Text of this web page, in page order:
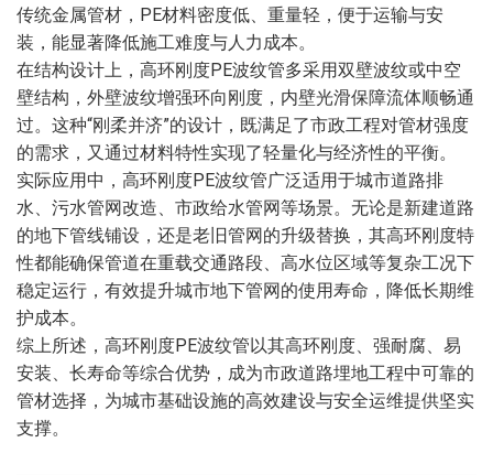
传统金属管材，PE材料密度低、重量轻，便于运输与安
装，能显著降低施工难度与人力成本。
在结构设计上，高环刚度PE波纹管多采用双壁波纹或中空
壁结构，外壁波纹增强环向刚度，内壁光滑保障流体顺畅通
过。这种“刚柔并济”的设计，既满足了市政工程对管材强度
的需求，又通过材料特性实现了轻量化与经济性的平衡。
实际应用中，高环刚度PE波纹管广泛适用于城市道路排
水、污水管网改造、市政给水管网等场景。无论是新建道路
的地下管线铺设，还是老旧管网的升级替换，其高环刚度特
性都能确保管道在重载交通路段、高水位区域等复杂工况下
稳定运行，有效提升城市地下管网的使用寿命，降低长期维
护成本。
综上所述，高环刚度PE波纹管以其高环刚度、强耐腐、易
安装、长寿命等综合优势，成为市政道路埋地工程中可靠的
管材选择，为城市基础设施的高效建设与安全运维提供坚实
支撑。